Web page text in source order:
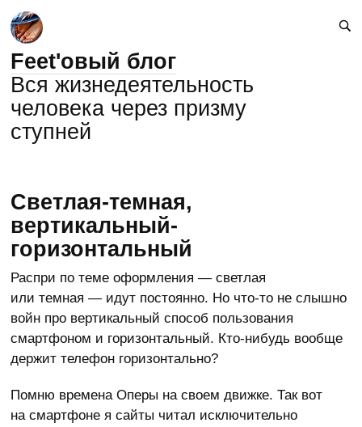
Feet'овый блог
Вся жизнедеятельность
человека через призму
ступней
Светлая-темная,
вертикальный-
горизонтальный
Распри по теме оформления — светлая
или темная — идут постоянно. Но что-то не слышно
войн про вертикальный способ пользования
смартфоном и горизонтальный. Кто-нибудь вообще
держит телефон горизонтально?
Помню времена Оперы на своем движке. Так вот
на смартфоне я сайты читал исключительно